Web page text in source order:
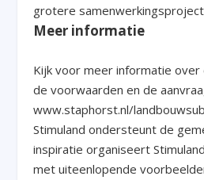
grotere
Meer informatie
Kijk voor meer informatie over
de voorwaarden en de
www.staphorst.nl/
Stimuland ondersteunt de
inspiratie organiseert
met uiteenlopende